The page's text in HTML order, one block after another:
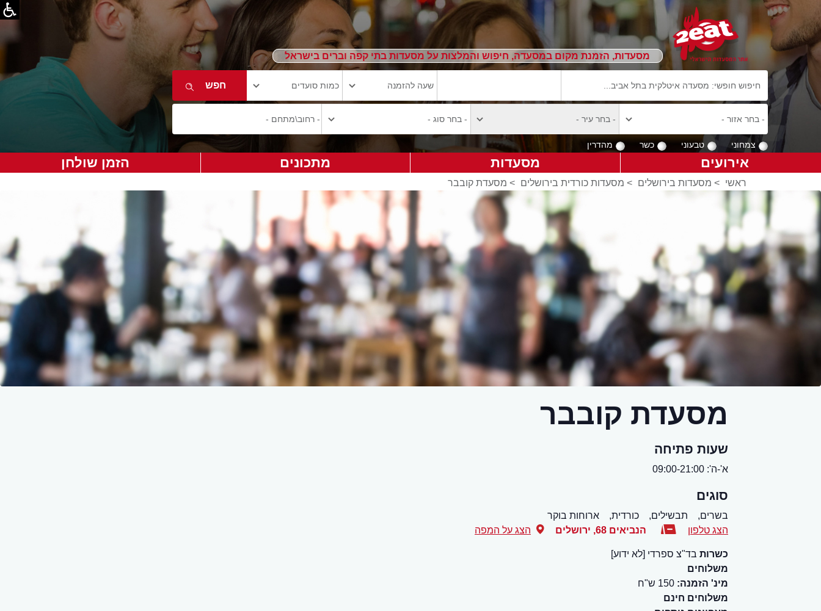
מסעדות, הזמנת מקום במסעדה, חיפוש והמלצות על מסעדות בתי קפה וברים בישראל
צמחוני טבעוני כשר מהדרין
אירועים מסעדות מתכונים הזמן שולחן
ראשי > מסעדות בירושלים > מסעדות כורדית בירושלים > מסעדת קובבר
מסעדת קובבר
שעות פתיחה
א'-ה': 09:00-21:00
סוגים
בשרים, תבשילים, כורדית,
ארוחות בוקר
הצג טלפון
הנביאים 68 , ירושלים הצג על המפה
כשרות בד"צ ספרדי [לא ידוע]
משלוחים
מינ' הזמנה: 150 ש"ח
משלוחים חינם